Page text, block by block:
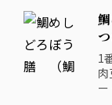
鯛めしどろぼう膳 （鯛めし食べ放題
つ
1